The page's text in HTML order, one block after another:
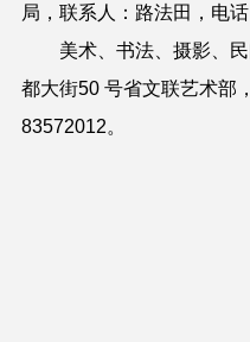
局，联系人：路法田，电话
美术、书法、摄影、
都大街50 号省文联艺术部
83572012。